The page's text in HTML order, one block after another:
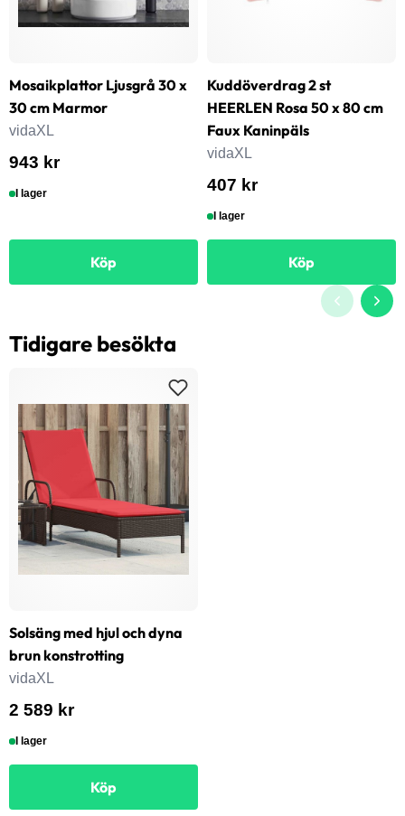
Mosaikplattor Ljusgrå 30 x
30 cm Marmor
vidaXL
943 kr
I lager
Köp
Kuddöverdrag 2 st
HEERLEN Rosa 50 x 80 cm
Faux Kaninpäls
vidaXL
407 kr
I lager
Köp
Tidigare besökta
Solsäng med hjul och dyna
brun konstrotting
vidaXL
2 589 kr
I lager
Köp